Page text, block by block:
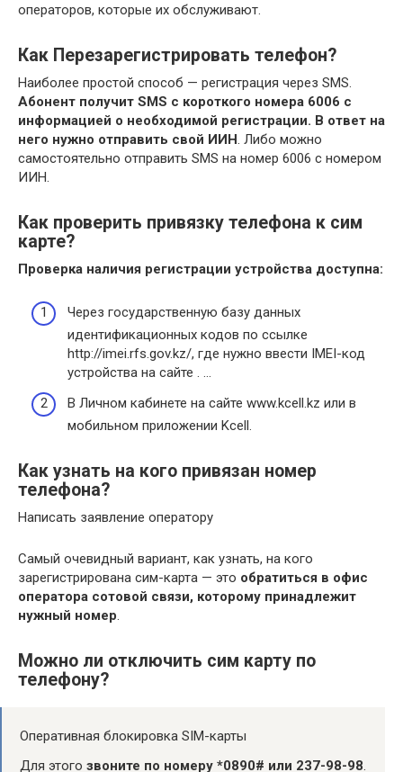
операторов, которые их обслуживают.
Как Перезарегистрировать телефон?
Наиболее простой способ — регистрация через SMS.
Абонент получит SMS с короткого номера 6006 с
информацией о необходимой регистрации. В ответ на
него нужно отправить свой ИИН. Либо можно
самостоятельно отправить SMS на номер 6006 с номером
ИИН.
Как проверить привязку телефона к сим
карте?
Проверка наличия регистрации устройства доступна:
Через государственную базу данных
идентификационных кодов по ссылке
http://imei.rfs.gov.kz/, где нужно ввести IMEI-код
устройства на сайте . …
В Личном кабинете на сайте www.kcell.kz или в
мобильном приложении Kcell.
Как узнать на кого привязан номер
телефона?
Написать заявление оператору
Самый очевидный вариант, как узнать, на кого
зарегистрирована сим-карта — это обратиться в офис
оператора сотовой связи, которому принадлежит
нужный номер.
Можно ли отключить сим карту по
телефону?
Оперативная блокировка SIM-карты
Для этого звоните по номеру *0890# или 237-98-98.